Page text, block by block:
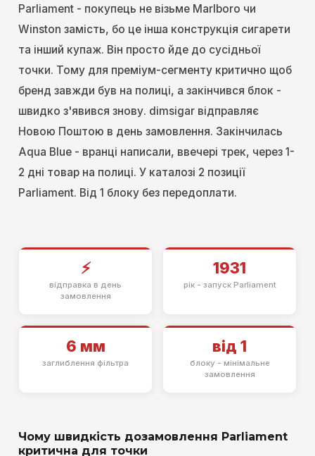
Parliament - покупець не візьме Marlboro чи
Winston замість, бо це інша конструкція сигарети
та інший купаж. Він просто йде до сусідньої
точки. Тому для преміум-сегменту критично щоб
бренд завжди був на полиці, а закінчився блок -
швидко з'явився знову. dimsigar відправляє
Новою Поштою в день замовлення. Закінчилась
Aqua Blue - вранці написали, ввечері трек, через 1-
2 дні товар на полиці. У каталозі 2 позиції
Parliament. Від 1 блоку без передоплати.
⚡
відправка в день
замовлення
1931
рік - запуск Parliament
6 мм
заглиблення фільтра
від 1
блоку - мінімальне
замовлення
Чому швидкість дозамовлення Parliament
критична для точки